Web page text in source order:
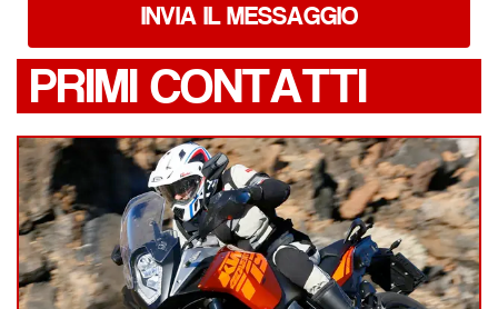
INVIA IL MESSAGGIO
PRIMI CONTATTI